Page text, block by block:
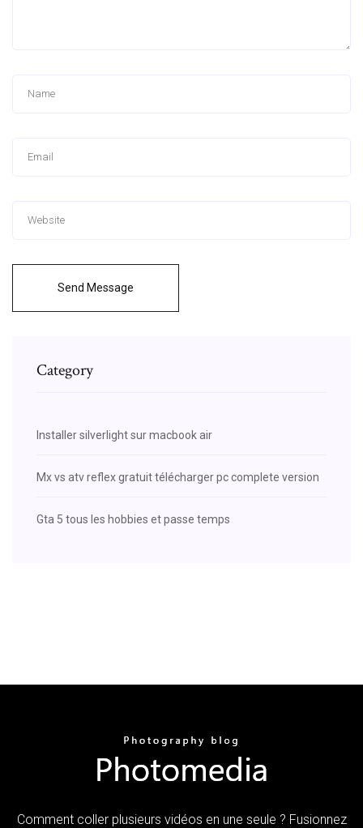
Send Message
Category
Installer silverlight sur macbook air
Mx vs atv reflex gratuit télécharger pc complete version
Gta 5 tous les hobbies et passe temps
Comment coller plusieurs vidéos en une seule ? Fusionnez